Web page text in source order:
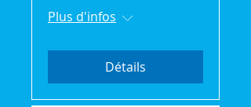
Plus d'infos
Détails